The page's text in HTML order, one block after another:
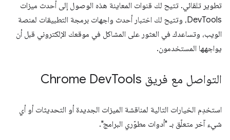
تطوير تلقائي. تتيح لك قنوات المعاينة هذه الوصول إلى أحدث ميزات
DevTools، وتتيح لك اختبار أحدث واجهات برمجة التطبيقات لمنصة
الويب، وتساعدك في العثور على المشاكل في موقعك الإلكتروني قبل أن
يواجهها المستخدمون.
التواصل مع فريق Chrome Dev Tools
استخدِم الخيارات التالية لمناقشة الميزات الجديدة أو التحديثات أو أي
شيء آخر متعلّق بـ "أدوات مطوّري البرامج".